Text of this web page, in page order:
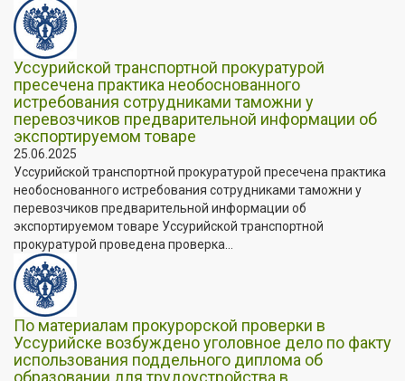
Уссурийской транспортной прокуратурой
пресечена практика необоснованного
истребования сотрудниками таможни у
перевозчиков предварительной информации об
экспортируемом товаре
25.06.2025
Уссурийской транспортной прокуратурой пресечена практика
необоснованного истребования сотрудниками таможни у
перевозчиков предварительной информации об
экспортируемом товаре Уссурийской транспортной
прокуратурой проведена проверка...
По материалам прокурорской проверки в
Уссурийске возбуждено уголовное дело по факту
использования поддельного диплома об
образовании для трудоустройства в